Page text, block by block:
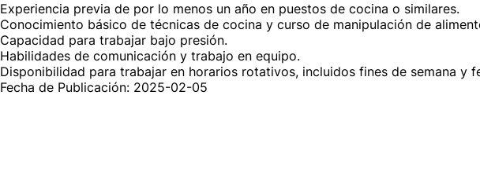
Experiencia previa de por lo menos un año en puestos de cocina o similares.
Conocimiento básico de técnicas de cocina y curso de manipulación de
Capacidad para trabajar bajo presión.
Habilidades de comunicación y trabajo en equipo.
Disponibilidad para trabajar en horarios rotativos, incluidos fines de semana y
Fecha de Publicación: 2025-02-05